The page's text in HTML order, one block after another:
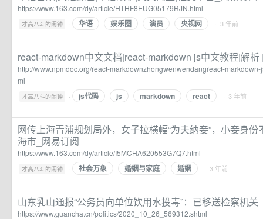
https://www.163.com/dy/article/HTHF8EUG05179RJN.html
才高八斗的闹钟 · 华语 娱乐圈 演员 央视网 · 3 年前
react-markdown中文文档|react-markdown js中文教程|解析
http://www.npmdoc.org/react-markdownzhongwenwendangreact-
ml
才高八斗的闹钟 · js代码 js markdown react · 3 年前
网传上海青浦规划局外，女子拉横幅“为夫纳妾”，小妾身
海市_网易订阅
https://www.163.com/dy/article/I5MCHA620553G7Q7.html
才高八斗的闹钟 · 社会万象 婚姻与家庭 婚姻 · 3 年前
山东乳山通报“公务员向单位饮用水投毒”：已移送检察机关
https://www.guancha.cn/politics/2020_10_26_569312.shtml